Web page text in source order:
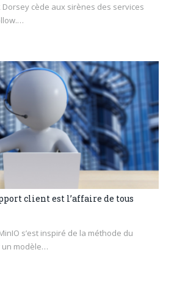
Dorsey cède aux sirènes des services
client est l’affaire de tous
s’est inspiré de la méthode du
modèle…